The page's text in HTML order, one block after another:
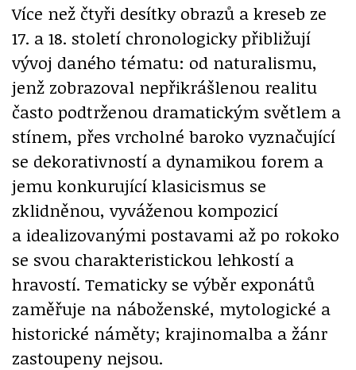
Více než čtyři desítky obrazů a kreseb ze
17. a 18. století chronologicky přibližují
vývoj daného tématu: od naturalismu,
jenž zobrazoval nepřikrášlenou realitu
často podtrženou dramatickým světlem a
stínem, přes vrcholné baroko vyznačující
se dekorativností a dynamikou forem a
jemu konkurující klasicismus se
zklidněnou, vyváženou kompozicí
a idealizovanými postavami až po rokoko
se svou charakteristickou lehkostí a
hravostí. Tematicky se výběr exponátů
zaměřuje na náboženské, mytologické a
historické náměty; krajinomalba a žánr
zastoupeny nejsou.